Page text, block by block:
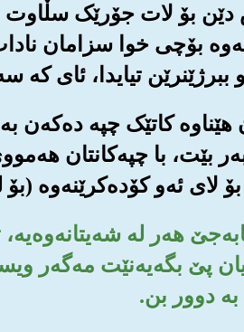
دێن بۆ لات جۆرێک
بۆچی خوا سزامان
تیایدا، ئای که
هێناوه کاتێک چپه ده‌که‌ن
بێت، با چپه‌کانتان
لای ئه‌و کۆده‌کرێنه‌وه (بۆ
هه‌ر له شه‌یتانه‌وه‌یه‌،
پێ بگه‌یه‌نێت مه‌گه‌ر
دوور بن.